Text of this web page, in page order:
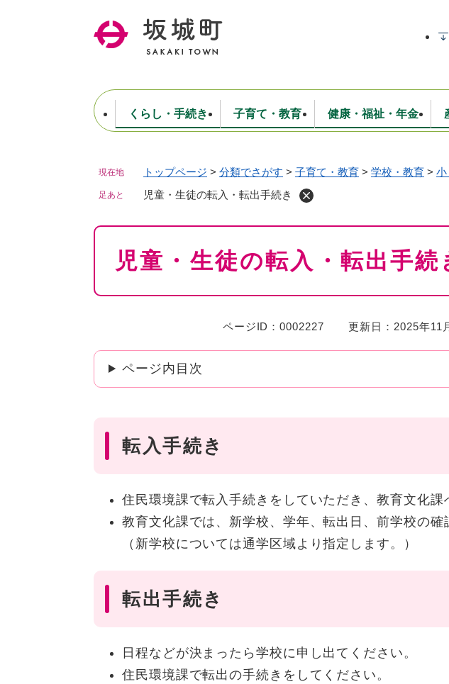
くらし・手続き
住民票・戸籍・証明 防災・行政無線 消防・救
税金
ごみ・環境・衛生
子育て・教育
妊娠・出産・子育て 保育 学校・教
健康・福祉・年金
健康・医療 福祉 保険・年
商工業 農林業 入札・契
生涯学習・スポーツ 文化
ようこそ町長室へ 坂城町について 統計情報
人事・採用・職員
選挙
公共施設
現在地 トップページ > 分類でさがす > 子育て・教育 > 学校・教育 > 小
足あと 児童・生徒の転入・転出手続き
本
児童・生徒の転入・転出手続
ページID：0002227 更新日：2025年11
ページ内目次
転入手続き
住民環境課で転入手続きをしていただき、教育文化課
教育文化課では、新学校、学年、転出日、前学校の確
（新学校については通学区域より指定します。）
転出手続き
日程などが決まったら学校に申し出てください。
住民環境課で転出の手続きをしてください。